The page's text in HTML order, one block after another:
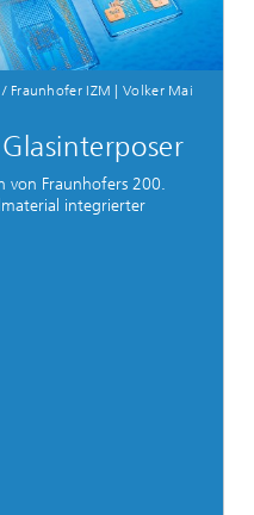
Fraunhofer IZM | Volker Mai
von Fraunhofers 200.
integrierter